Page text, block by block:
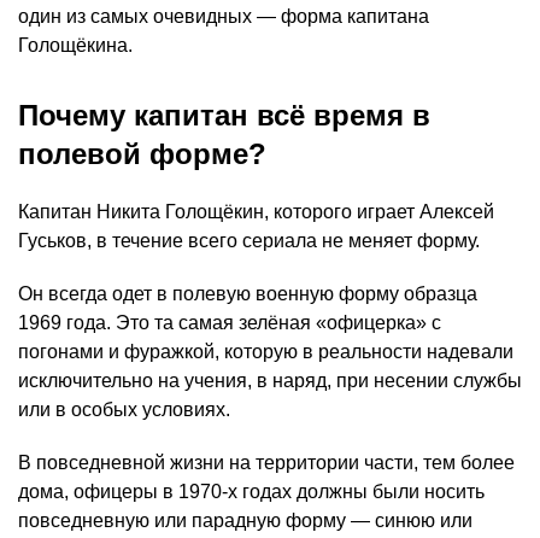
один из самых очевидных — форма капитана
Голощёкина.
Почему капитан всё время в
полевой форме?
Капитан Никита Голощёкин, которого играет Алексей
Гуськов, в течение всего сериала не меняет форму.
Он всегда одет в полевую военную форму образца
1969 года. Это та самая зелёная «офицерка» с
погонами и фуражкой, которую в реальности надевали
исключительно на учения, в наряд, при несении службы
или в особых условиях.
В повседневной жизни на территории части, тем более
дома, офицеры в 1970-х годах должны были носить
повседневную или парадную форму — синюю или